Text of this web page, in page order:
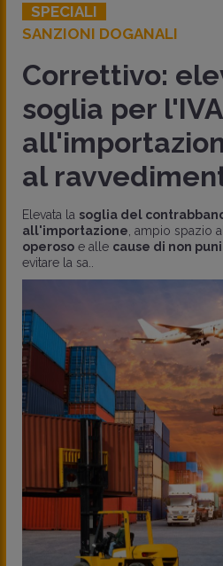
SPECIALI
SANZIONI DOGANALI
Correttivo:
soglia per l'IVA
al
Elevata la soglia del
all'importazione , ampio spazio al
operoso e alle cause di non
evitare la sa..